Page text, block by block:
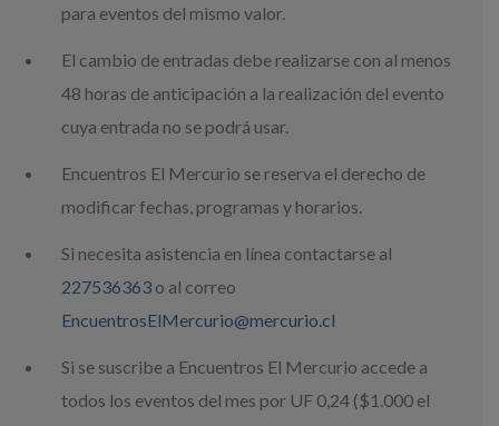
para eventos del mismo valor.
El cambio de entradas debe realizarse con al menos
48 horas de anticipación a la realización del evento
cuya entrada no se podrá usar.
Encuentros El Mercurio se reserva el derecho de
modificar fechas, programas y horarios.
Si necesita asistencia en línea contactarse al
227536363 o al correo
EncuentrosElMercurio@mercurio.cl
Si se suscribe a Encuentros El Mercurio accede a
todos los eventos del mes por UF 0,24 ($1.000 el